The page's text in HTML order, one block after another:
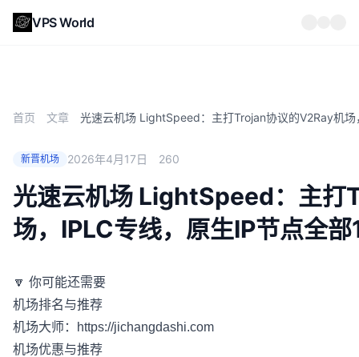
VPS World
首页 文章 光速云机场 LightSpeed：主打Trojan协议的V2Ray机
新晋机场 2026年4月17日 260
光速云机场 LightSpeed：主打
场，IPLC专线，原生IP节点全
🔽 你可能还需要
机场排名与推荐
机场大师：
https://jichangdashi.com
机场优惠与推荐